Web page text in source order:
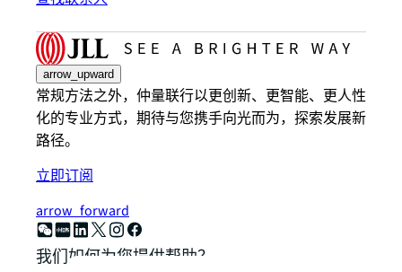
arrow_upward
常规方法之外，仲量联行以更创新、更智能、更人性
化的专业方式，期待与您携手向光而为，探索发展新
路径。
立即订阅
arrow_forward
我们如何为您提供帮助？